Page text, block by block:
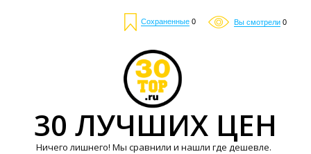
Сохраненные 0 Вы смотрели 0
30 ЛУЧШИХ ЦЕН
Ничего лишнего! Мы сравнили и нашли где дешевле.